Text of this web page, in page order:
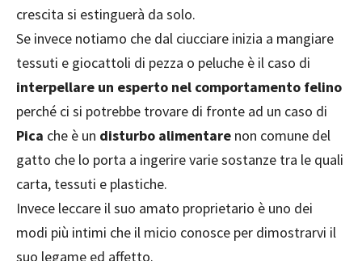
crescita si estinguerà da solo.
Se invece notiamo che dal ciucciare inizia a mangiare
tessuti e giocattoli di pezza o peluche è il caso di
interpellare un esperto nel comportamento felino
perché ci si potrebbe trovare di fronte ad un caso di
Pica che è un disturbo alimentare non comune del
gatto che lo porta a ingerire varie sostanze tra le quali
carta, tessuti e plastiche.
Invece leccare il suo amato proprietario è uno dei
modi più intimi che il micio conosce per dimostrarvi il
suo legame ed affetto.